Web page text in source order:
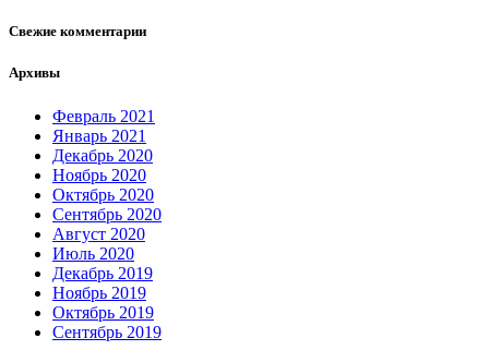
Свежие комментарии
Архивы
Февраль 2021
Январь 2021
Декабрь 2020
Ноябрь 2020
Октябрь 2020
Сентябрь 2020
Август 2020
Июль 2020
Декабрь 2019
Ноябрь 2019
Октябрь 2019
Сентябрь 2019